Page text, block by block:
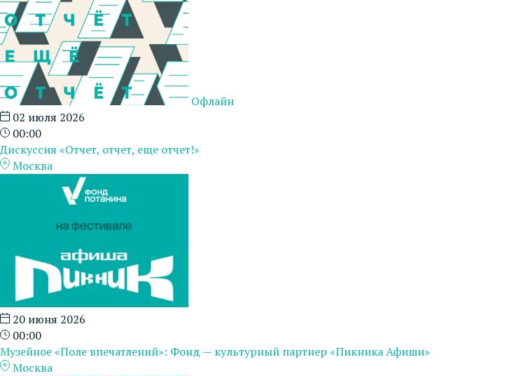
Офлайн
02 июля 2026
00:00
Дискуссия «Отчет, отчет, еще отчет!»
Москва
20 июня 2026
00:00
Музейное «Поле впечатлений»: Фонд — культурный партнер «Пикника Афиши»
Москва